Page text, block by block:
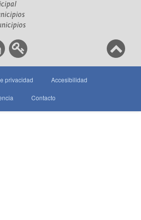
privacidad Accesibilidad
Contacto